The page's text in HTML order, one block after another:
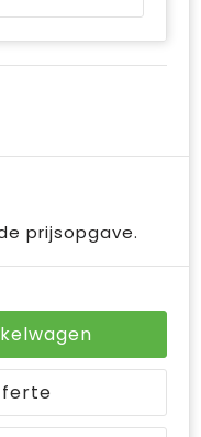
prijsopgave.